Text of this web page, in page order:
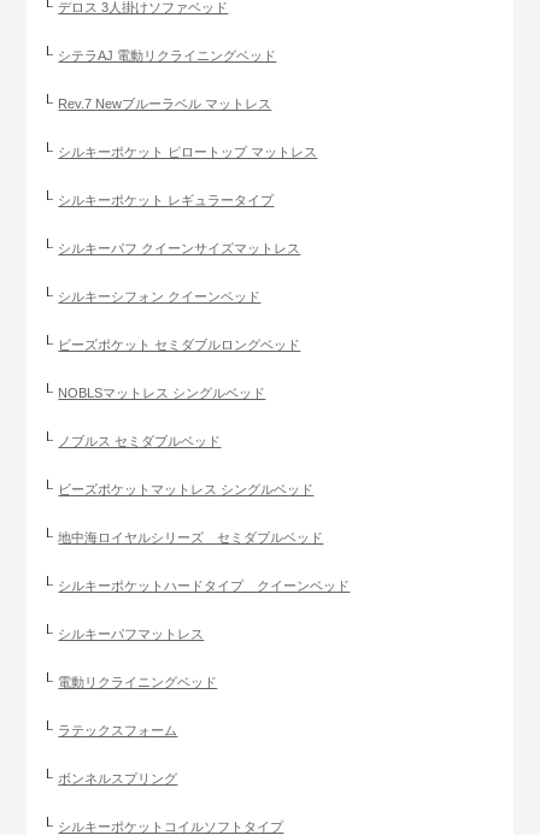
デロス 3人掛けソファベッド
シテラAJ 電動リクライニングベッド
Rev.7 Newブルーラベル マットレス
シルキーポケット ピロートップ マットレス
シルキーポケット レギュラータイプ
シルキーパフ クイーンサイズマットレス
シルキーシフォン クイーンベッド
ビーズポケット セミダブルロングベッド
NOBLSマットレス シングルベッド
ノブルス セミダブルベッド
ビーズポケットマットレス シングルベッド
地中海ロイヤルシリーズ セミダブルベッド
シルキーポケットハードタイプ クイーンベッド
シルキーパフマットレス
電動リクライニングベッド
ラテックスフォーム
ボンネルスプリング
シルキーポケットコイルソフトタイプ